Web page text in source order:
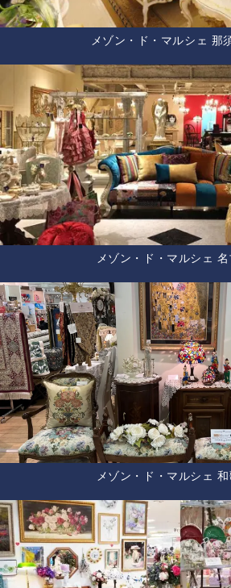
メゾン・ド・マルシェ 那
メゾン・ド・マルシェ
メゾン・ド・マルシェ